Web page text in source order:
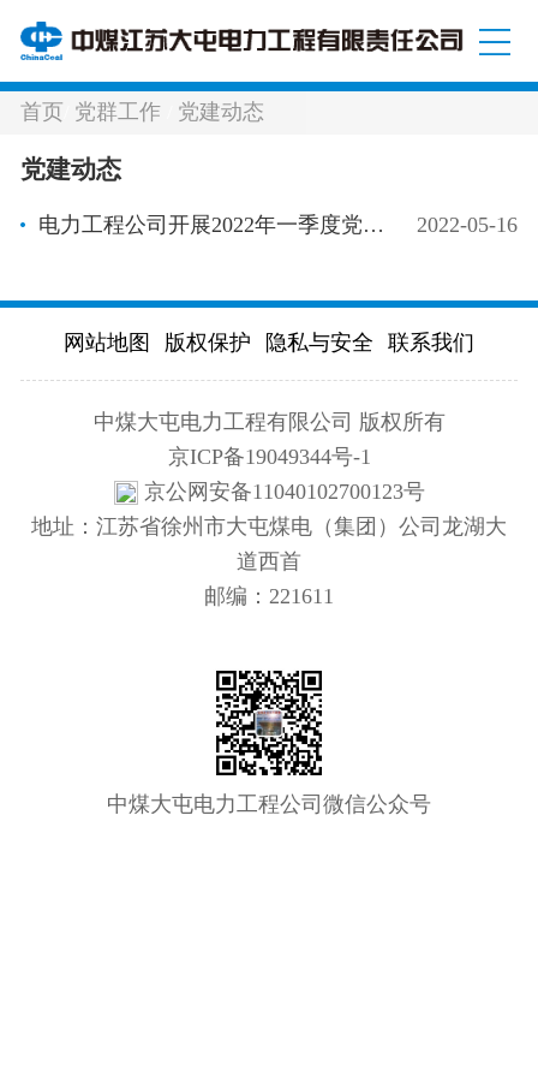
首页 党群工作 党建动态
党建动态
电力工程公司开展2022年一季度党建检查工作 2022-05-16
网站地图 版权保护 隐私与安全 联系我们
中煤大屯电力工程有限公司 版权所有
京ICP备19049344号-1
京公网安备11040102700123号
地址：江苏省徐州市大屯煤电（集团）公司龙湖大
道西首
邮编：221611
中煤大屯电力工程公司微信公众号